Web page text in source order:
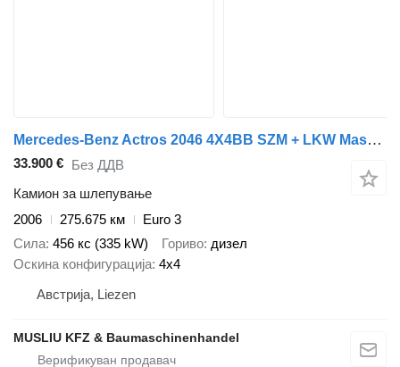
Mercedes-Benz Actros 2046 4X4BB SZM + LKW Maschinentransporter
33.900 € Без ДДВ
Камион за шлепување
2006
275.675 км
Euro 3
Сила 456 кс (335 kW) Гориво дизел
Оскина конфигурација 4x4
Австрија, Liezen
MUSLIU KFZ & Baumaschinenhandel